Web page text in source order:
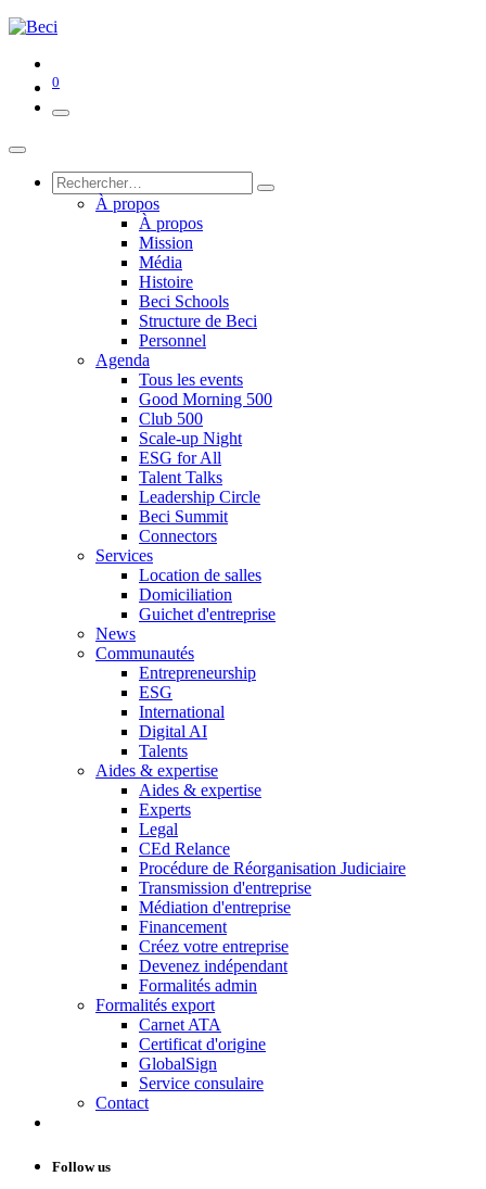
0
À propos
À propos
Mission
Média
Histoire
Beci Schools
Structure de Beci
Personnel
Agenda
Tous les events
Good Morning 500
Club 500
Scale-up Night
ESG for All
Talent Talks
Leadership Circle
Beci Summit
Connectors
Services
Location de salles
Domiciliation
Guichet d'entreprise
News
Communautés
Entrepreneurship
ESG
International
Digital AI
Talents
Aides & expertise
Aides & expertise
Experts
Legal
CEd Relance
Procédure de Réorganisation Judiciaire
Transmission d'entreprise
Médiation d'entreprise
Financement
Créez votre entreprise
Devenez indépendant
Formalités admin
Formalités export
Carnet ATA
Certificat d'origine
GlobalSign
Service consulaire
Contact
Follow us